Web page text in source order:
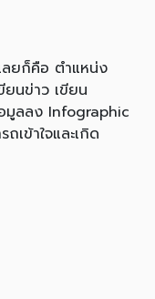
ลยก็คือ ตำแหน่ง
นข่าว เขียน
มูลลง Infographic
เข้าใจและเกิด